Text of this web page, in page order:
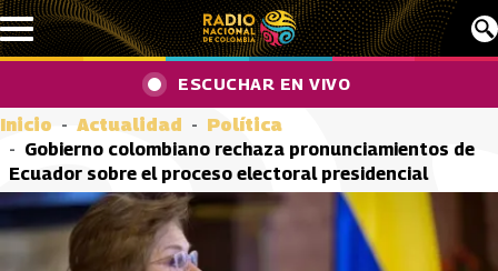
Pasar al contenido principal
ESCUCHAR EN VIVO
Inicio Actualidad
Política
Gobierno colombiano rechaza pronunciamientos de
Ecuador sobre el proceso electoral presidencial